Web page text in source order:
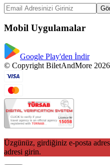
Mobil Uygulamalar
Google Play'den İndir
© Copyright BiletAndMore 2026
Üzgünüz, girdiğiniz e-posta
adresi girin.